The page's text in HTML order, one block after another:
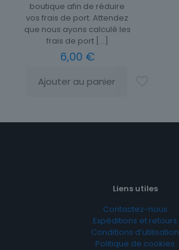
boutique afin de réduire
vos frais de port. Attendez
que nous ayons calculé les
frais de port[…]
6,00 €
Ajouter au panier
Liens utiles
Contactez-nous
Expéditions et retours
Conditions d’utilisation
Politique de cookies